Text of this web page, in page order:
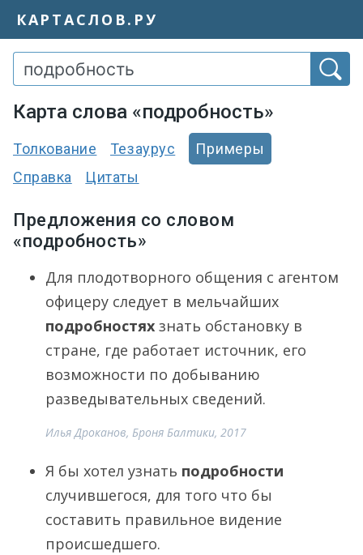
КАРТАСЛОВ.РУ
Карта слова «подробность»
Толкование Тезаурус
Примеры
Справка
Цитаты
Предложения со словом
«подробность»
Для плодотворного общения с агентом
офицеру следует в мельчайших
подробностях знать обстановку в
стране, где работает источник, его
возможности по добыванию
разведывательных сведений.
Илья Дроканов, Броня Балтики, 2017
Я бы хотел узнать подробности
случившегося, для того что бы
составить правильное видение
происшедшего.